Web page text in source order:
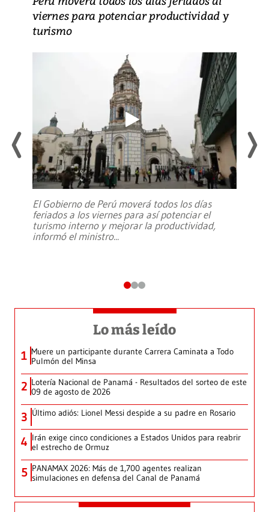
viernes para potenciar productividad y
turismo
El Gobierno de Perú moverá todos los días
feriados a los viernes para así potenciar el
turismo interno y mejorar la productividad,
informó el ministro...
Lo más leído
1 Muere un participante durante Carrera Caminata a Todo
Pulmón del Minsa
2 Lotería Nacional de Panamá - Resultados del sorteo de este
09 de agosto de 2026
3 Último adiós: Lionel Messi despide a su padre en Rosario
4 Irán exige cinco condiciones a Estados Unidos para reabrir
el estrecho de Ormuz
5 PANAMAX 2026: Más de 1,700 agentes realizan
simulaciones en defensa del Canal de Panamá